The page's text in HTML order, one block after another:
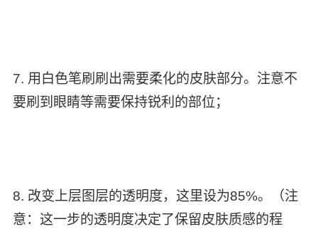
7. 用白色笔刷刷出需要柔化的皮肤部分。注意不
要刷到眼睛等需要保持锐利的部位；
8. 改变上层图层的透明度，这里设为85%。（注
意：这一步的透明度决定了保留皮肤质感的程